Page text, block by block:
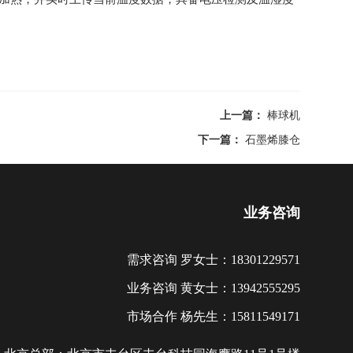
上一篇： 棒球机
下一篇： 石墨烯膝仓
业务咨询
需求咨询 罗女士：18301229571
业务咨询 黄女士：13942555295
市场合作 杨先生：15811549171